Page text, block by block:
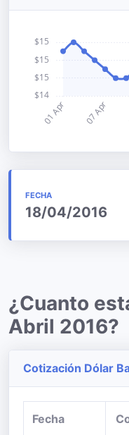
FECHA
18/04/2016
¿Cuanto
Abril 2016?
Cotización Dólar
Fecha